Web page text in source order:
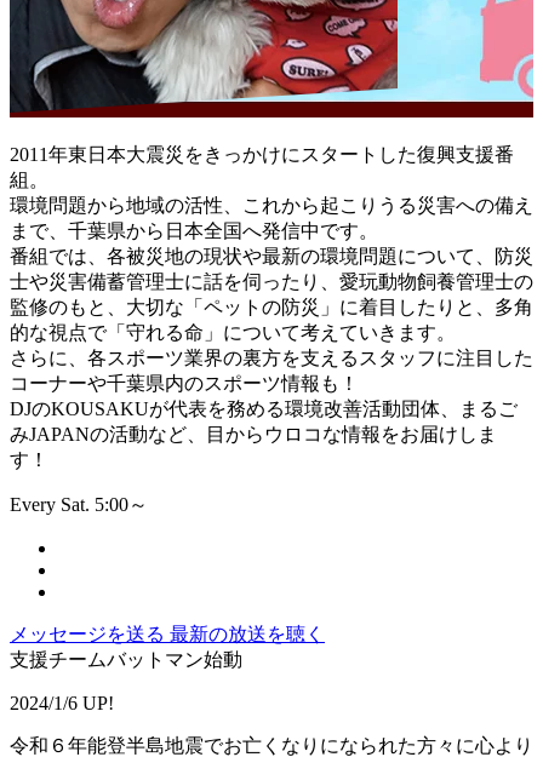
2011年東日本大震災をきっかけにスタートした復興支援番
組。
環境問題から地域の活性、これから起こりうる災害への備え
まで、千葉県から日本全国へ発信中です。
番組では、各被災地の現状や最新の環境問題について、防災
士や災害備蓄管理士に話を伺ったり、愛玩動物飼養管理士の
監修のもと、大切な「ペットの防災」に着目したりと、多角
的な視点で「守れる命」について考えていきます。
さらに、各スポーツ業界の裏方を支えるスタッフに注目した
コーナーや千葉県内のスポーツ情報も！
DJのKOUSAKUが代表を務める環境改善活動団体、まるご
みJAPANの活動など、目からウロコな情報をお届けしま
す！
Every Sat. 5:00～
メッセージを送る 最新の放送を聴く
支援チームバットマン始動
2024/1/6 UP!
令和６年能登半島地震でお亡くなりになられた方々に心より